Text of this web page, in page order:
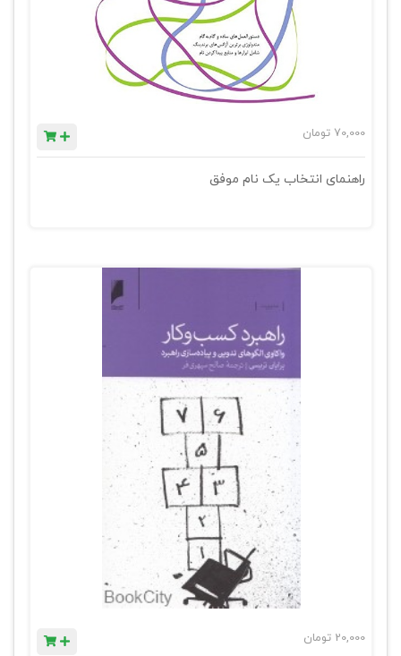
70,000 تومان
راهنمای انتخاب یک نام موفق
20,000 تومان